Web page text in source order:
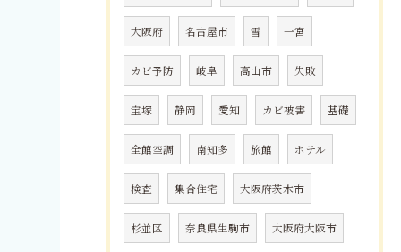
大阪府 名古屋市 雪 一宮
カビ予防 岐阜 高山市 失敗
宝塚 静岡 愛知 カビ被害 基礎
全館空調 南知多 旅館 ホテル
検査 集合住宅 大阪府茨木市
杉並区 奈良県生駒市 大阪府大阪市